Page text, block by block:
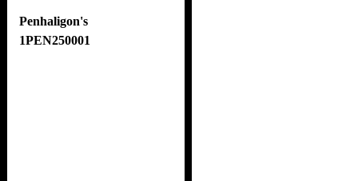
Penhaligon's
1PEN250001